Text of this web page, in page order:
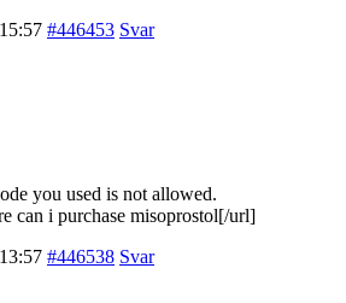
#446453 Svar
you used is not allowed.
can i purchase misoprostol[/url]
#446538 Svar